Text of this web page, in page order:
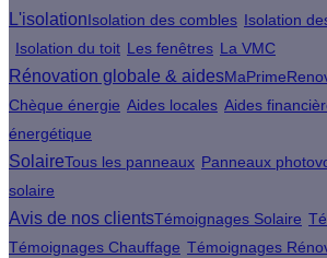
L'isolationIsolation des combles Isolation
Isolation du toit Les fenêtres La VMC
Rénovation globale & aides
Chèque énergie Aides locales Aides
énergétique
SolaireTous les panneaux Panneaux
solaire
Avis de nos clientsTémoignages Solaire
Témoignages Chauffage Témoignages